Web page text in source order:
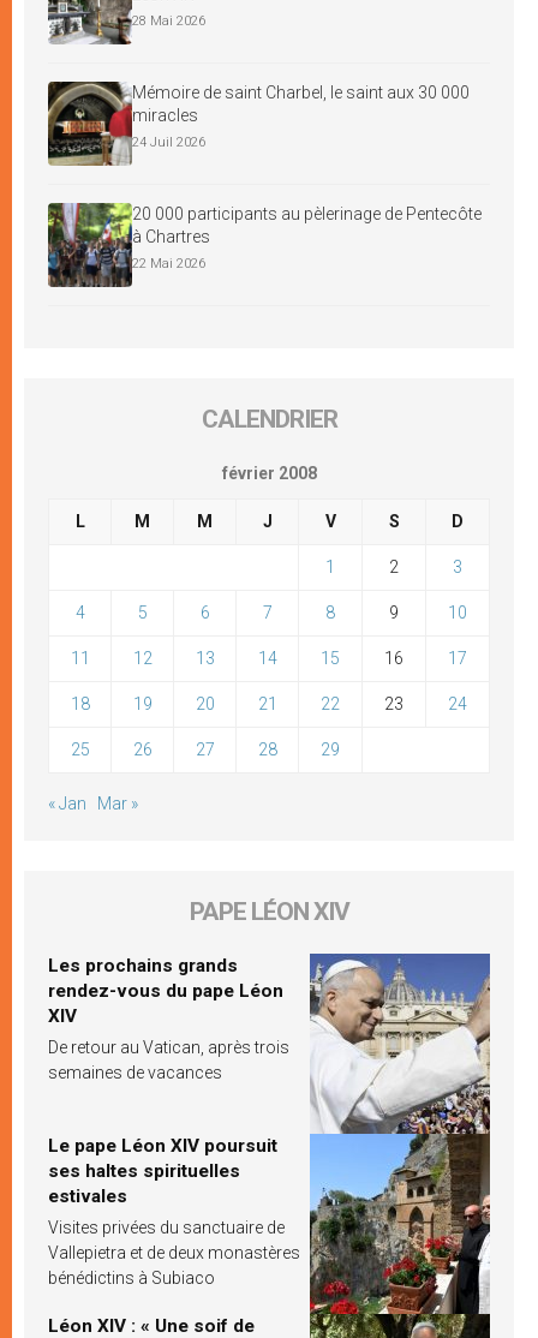
28 Mai 2026
Mémoire de saint Charbel, le saint aux 30 000
miracles
24 Juil 2026
20 000 participants au pèlerinage de Pentecôte
à Chartres
22 Mai 2026
CALENDRIER
février 2008
L M M J V S D
1 2 3
4 5 6 7 8 9 10
11 12 13 14 15 16 17
18 19 20 21 22 23 24
25 26 27 28 29
« Jan Mar »
PAPE LÉON XIV
Les prochains grands
rendez-vous du pape Léon
XIV
De retour au Vatican, après trois
semaines de vacances
Le pape Léon XIV poursuit
ses haltes spirituelles
estivales
Visites privées du sanctuaire de
Vallepietra et de deux monastères
bénédictins à Subiaco
Léon XIV : « Une soif de